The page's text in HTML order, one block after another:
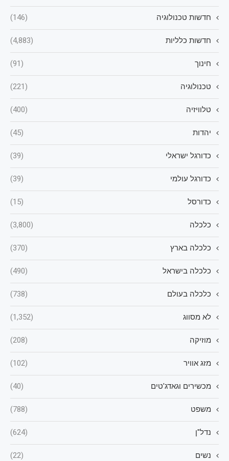
חדשות טכנולוגיה (146)
חדשות כלליות (4,883)
חינוך (91)
טכנולוגיה (221)
טלוויזיה (400)
יהדות (45)
כדורגל ישראלי (39)
כדורגל עולמי (39)
כדורסל (15)
כלכלה (3,800)
כלכלה בארץ (370)
כלכלה בישראל (490)
כלכלה בעולם (738)
לא מסווג (1,352)
מוזיקה (208)
מזג אוויר (102)
מכשירים וגאדג'טים (40)
משפט (788)
נדל"ן (624)
נשים (22)